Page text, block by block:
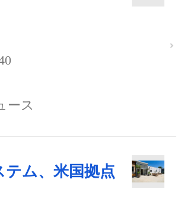
ース
テム、米国拠点